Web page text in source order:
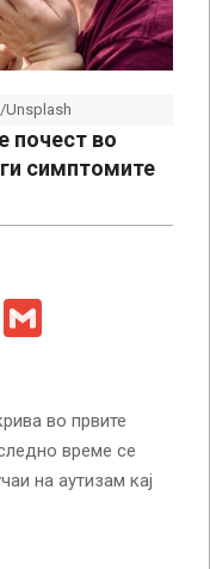
Unsplash
почест во
ги симптомите
Viber
во првите
време се
на аутизам кај